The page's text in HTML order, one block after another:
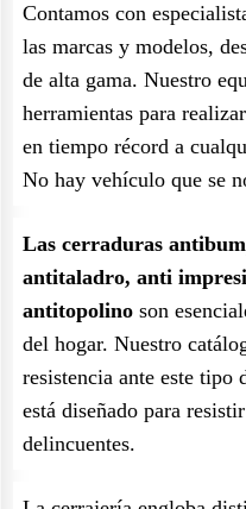
Contamos con
las marcas y modelos,
de alta gama. Nuestro
herramientas para
en tiempo récord a
No hay vehículo que se
Las cerraduras
antitaladro, anti
antitopolino son
del hogar. Nuestro
resistencia ante este tipo
está diseñado para
delincuentes.